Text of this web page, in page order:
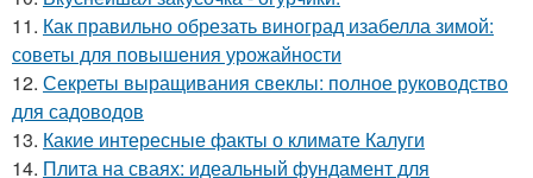
11. Как правильно обрезать виноград изабелла зимой:
советы для повышения урожайности
12. Секреты выращивания свеклы: полное руководство
для садоводов
13. Какие интересные факты о климате Калуги
14. Плита на сваях: идеальный фундамент для